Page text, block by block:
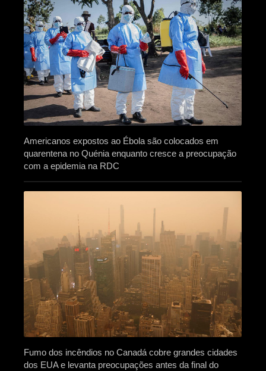
Americanos expostos ao Ébola são colocados em
quarentena no Quénia enquanto cresce a preocupação
com a epidemia na RDC
Fumo dos incêndios no Canadá cobre grandes cidades
dos EUA e levanta preocupações antes da final do